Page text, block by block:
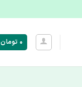
۰ تومان